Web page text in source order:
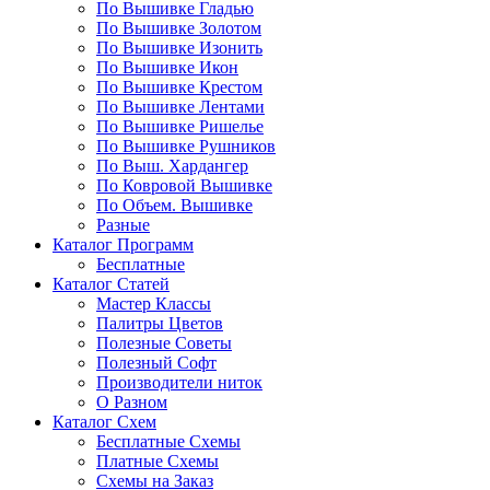
По Вышивке Гладью
По Вышивке Золотом
По Вышивке Изонить
По Вышивке Икон
По Вышивке Крестом
По Вышивке Лентами
По Вышивке Ришелье
По Вышивке Рушников
По Выш. Хардангер
По Ковровой Вышивке
По Объем. Вышивке
Разные
Каталог Программ
Бесплатные
Каталог Статей
Мастер Классы
Палитры Цветов
Полезные Советы
Полезный Софт
Производители ниток
О Разном
Каталог Схем
Бесплатные Схемы
Платные Схемы
Схемы на Заказ